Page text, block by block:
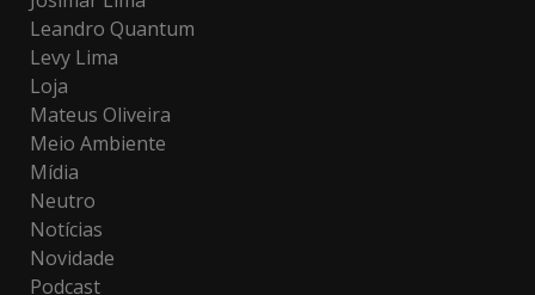
Leandro Quantum
Levy Lima
Loja
Mateus Oliveira
Meio Ambiente
Mídia
Neutro
Notícias
Novidade
Podcast